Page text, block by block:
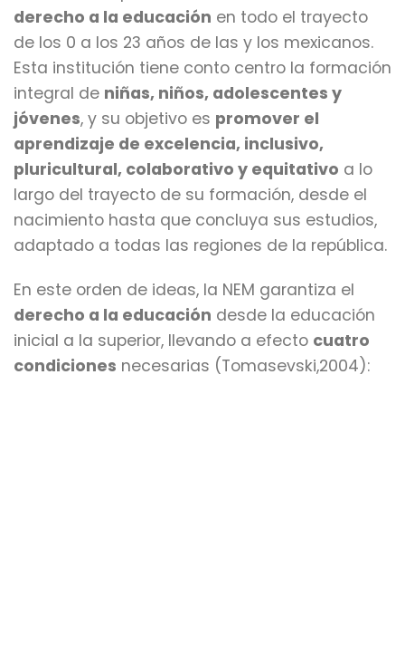
derecho a la educación en todo el trayecto
de los 0 a los 23 años de las y los mexicanos.
Esta institución tiene conto centro la formación
integral de niñas, niños, adolescentes y
jóvenes, y su objetivo es promover el
aprendizaje de excelencia, inclusivo,
pluricultural, colaborativo y equitativo a lo
largo del trayecto de su formación, desde el
nacimiento hasta que concluya sus estudios,
adaptado a todas las regiones de la república.
En este orden de ideas, la NEM garantiza el
derecho a la educación desde la educación
inicial a la superior, llevando a efecto cuatro
condiciones necesarias (Tomasevski,2004):